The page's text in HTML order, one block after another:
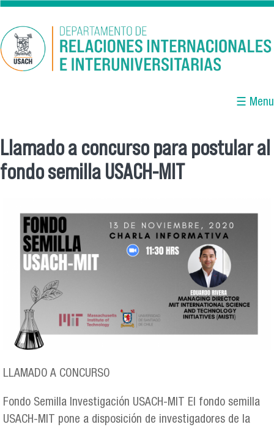
Pasar al contenido principal
☰ Menu
Se encuentra usted aquí
Llamado a concurso para postular al
fondo semilla USACH-MIT
LLAMADO A CONCURSO
Fondo Semilla Investigación USACH-MIT El fondo semilla
USACH-MIT pone a disposición de investigadores de la